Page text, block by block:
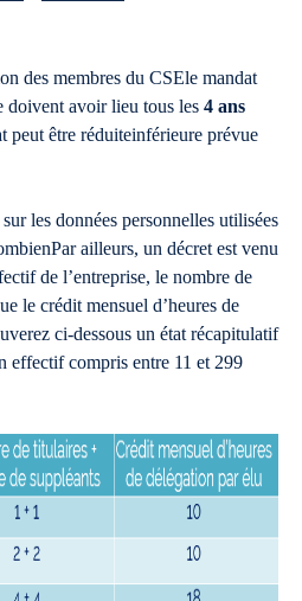
des membres du CSEle mandat
doivent avoir lieu tous les 4 ans
peut être réduiteinférieure prévue
les données personnelles utilisées
ailleurs, un décret est venu
de l’entreprise, le nombre de
le crédit mensuel d’heures de
ci-dessous un état récapitulatif
effectif compris entre 11 et 299